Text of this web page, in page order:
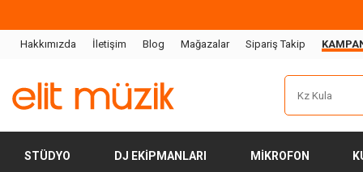
Hakkımızda İletişim Blog Mağazalar Sipariş Takip
STÜDYO DJ EKIPMANLARI MIKROFON